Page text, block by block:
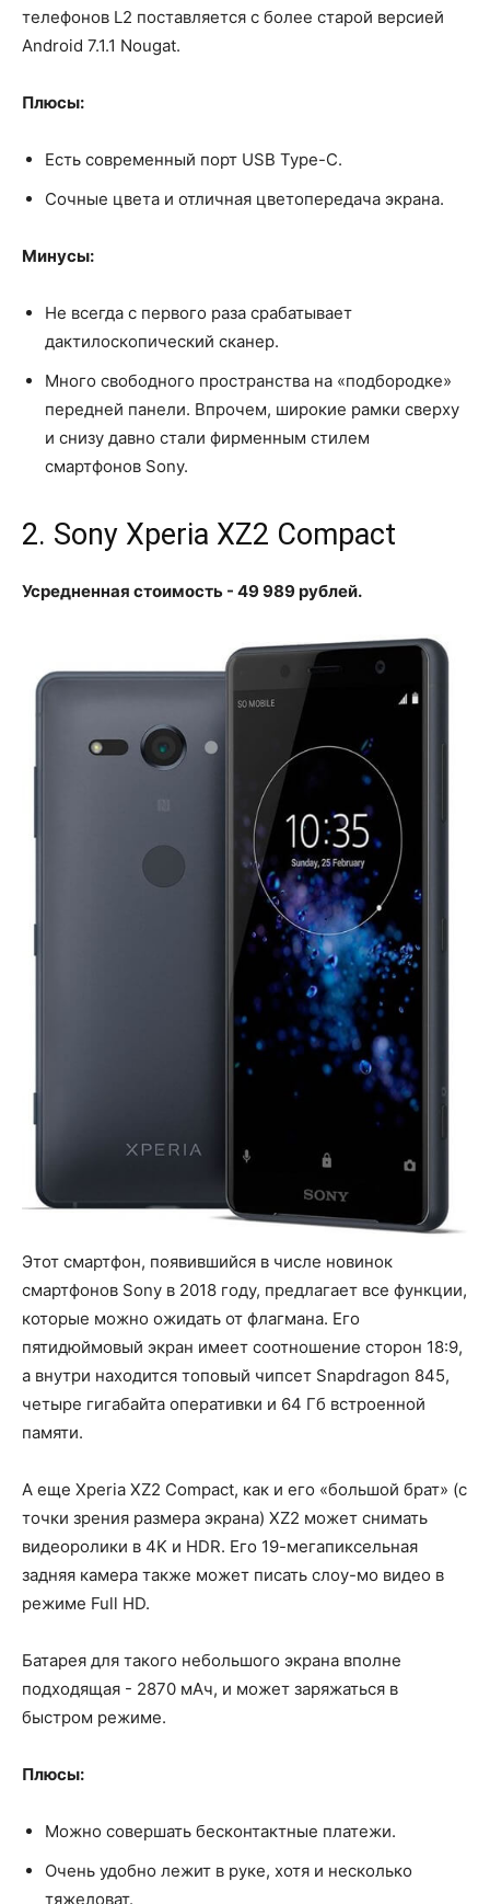
телефонов L2 поставляется с более старой версией
Android 7.1.1 Nougat.
Плюсы:
Есть современный порт USB Type-C.
Сочные цвета и отличная цветопередача экрана.
Минусы:
Не всегда с первого раза срабатывает
дактилоскопический сканер.
Много свободного пространства на «подбородке»
передней панели. Впрочем, широкие рамки сверху
и снизу давно стали фирменным стилем
смартфонов Sony.
2. Sony Xperia XZ2 Compact
Усредненная стоимость - 49 989 рублей.
Этот смартфон, появившийся в числе новинок
смартфонов Sony в 2018 году, предлагает все функции,
которые можно ожидать от флагмана. Его
пятидюймовый экран имеет соотношение сторон 18:9,
а внутри находится топовый чипсет Snapdragon 845,
четыре гигабайта оперативки и 64 Гб встроенной
памяти.
А еще Xperia XZ2 Compact, как и его «большой брат» (с
точки зрения размера экрана) XZ2 может снимать
видеоролики в 4K и HDR. Его 19-мегапиксельная
задняя камера также может писать слоу-мо видео в
режиме Full HD.
Батарея для такого небольшого экрана вполне
подходящая - 2870 мАч, и может заряжаться в
быстром режиме.
Плюсы:
Можно совершать бесконтактные платежи.
Очень удобно лежит в руке, хотя и несколько
тяжеловат.